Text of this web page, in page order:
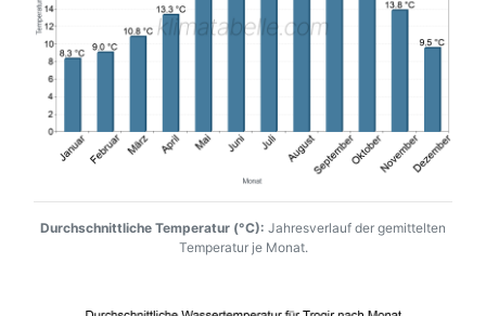
Durchschnittliche Temperatur (°C): Jahresverlauf der gemittelten
Temperatur je Monat.